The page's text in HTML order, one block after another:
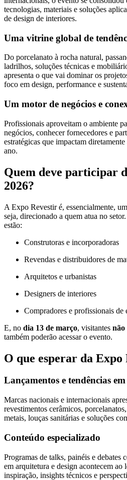
tecnologias, materiais e soluções
de design de interiores.
Uma vitrine global de
Do porcelanato à rocha natural,
ladrilhos, soluções técnicas e
apresenta o que vai dominar os
foco em design, performance e
Um motor de negócios e
Profissionais aproveitam o ambiente
negócios, conhecer fornecedores e
estratégicas que impactam
ano.
Quem deve participar
2026?
A Expo Revestir é, essencialmente,
seja, direcionado a quem atua no
estão:
Construtoras e incorporadoras
Revendas e distribuidores de
Arquitetos e urbanistas
Designers de interiores
Compradores e profissionais de
E, no dia 13 de março, visitantes não
também poderão acessar o evento.
O que esperar da Expo
Lançamentos e tendências
Marcas nacionais e internacionais
revestimentos cerâmicos,
metais, louças sanitárias e soluções
Conteúdo especializado
Programas de talks, painéis e debates
em arquitetura e design acontecem ao
inspiração, insights técnicos e